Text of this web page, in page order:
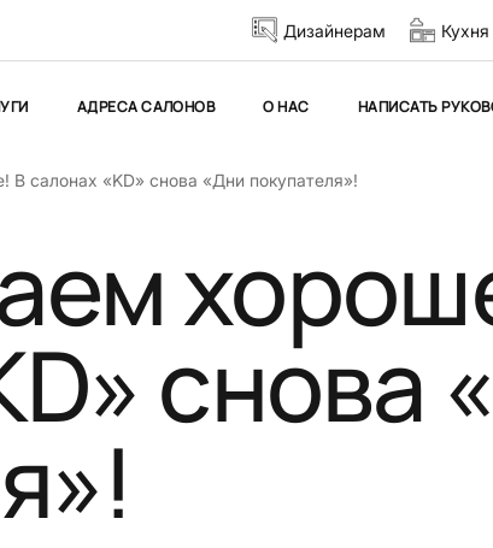
Дизайнерам
АДРЕСА САЛОНОВ О НАС НАПИСАТЬ
салонах «KD» снова «Дни покупателя»!
снова